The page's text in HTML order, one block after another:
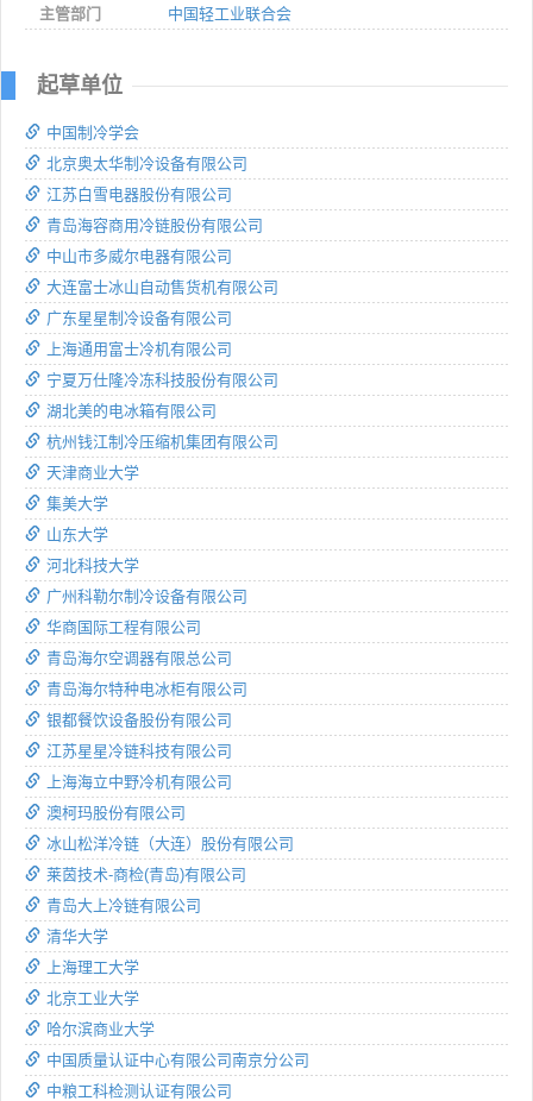
主管部门 中国轻工业联合会
起草单位
中国制冷学会
北京奥太华制冷设备有限公司
江苏白雪电器股份有限公司
青岛海容商用冷链股份有限公司
中山市多威尔电器有限公司
大连富士冰山自动售货机有限公司
广东星星制冷设备有限公司
上海通用富士冷机有限公司
宁夏万仕隆冷冻科技股份有限公司
湖北美的电冰箱有限公司
杭州钱江制冷压缩机集团有限公司
天津商业大学
集美大学
山东大学
河北科技大学
广州科勒尔制冷设备有限公司
华商国际工程有限公司
青岛海尔空调器有限总公司
青岛海尔特种电冰柜有限公司
银都餐饮设备股份有限公司
江苏星星冷链科技有限公司
上海海立中野冷机有限公司
澳柯玛股份有限公司
冰山松洋冷链（大连）股份有限公司
莱茵技术-商检(青岛)有限公司
青岛大上冷链有限公司
清华大学
上海理工大学
北京工业大学
哈尔滨商业大学
中国质量认证中心有限公司南京分公司
中粮工科检测认证有限公司